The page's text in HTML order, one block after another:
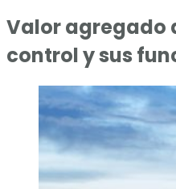
Valor agregado
control y sus